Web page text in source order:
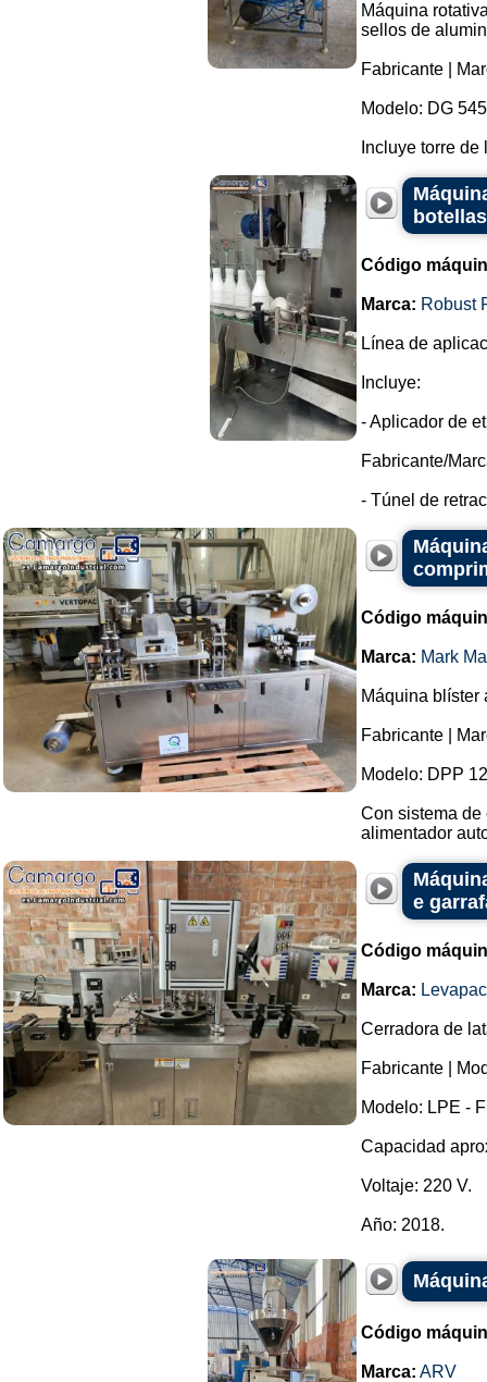
Máquina
sellos de
Fabricante |
Modelo: DG
Incluye torre
botellas
Código
Marca: Robust
Línea de
Incluye:
- Aplicador de
Fabricante/
- Túnel de
Código
Marca: Mark
Máquina blíster
Fabricante |
Modelo: DPP
Con sistema de
alimentador
e
Código
Marca:
Cerradora de
Fabricante |
Modelo: LPE -
Capacidad
Voltaje: 220 V.
Año: 2018.
Código
Marca: ARV